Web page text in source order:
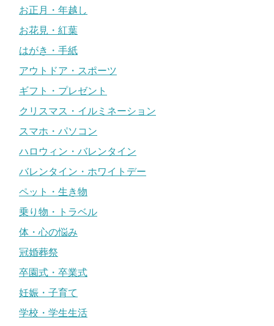
お正月・年越し
お花見・紅葉
はがき・手紙
アウトドア・スポーツ
ギフト・プレゼント
クリスマス・イルミネーション
スマホ・パソコン
ハロウィン・バレンタイン
バレンタイン・ホワイトデー
ペット・生き物
乗り物・トラベル
体・心の悩み
冠婚葬祭
卒園式・卒業式
妊娠・子育て
学校・学生生活